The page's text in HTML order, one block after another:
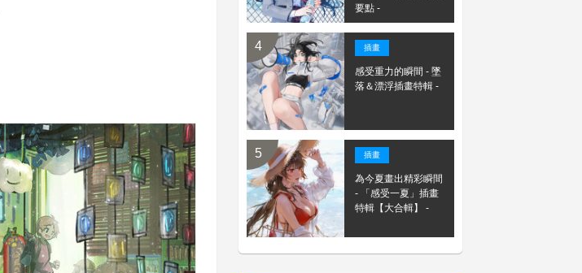
要點 -
插畫
感受重力的瞬間 - 墜
落＆漂浮插畫特輯 -
插畫
為今夏畫出精彩瞬間
- 「感受一夏」插畫
特輯【大合輯】 -